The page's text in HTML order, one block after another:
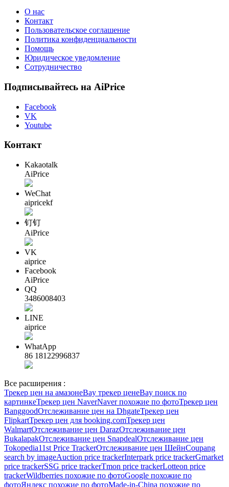
О нас
Контакт
Пользовательское соглашение
Политика конфиденциальности
Помощь
Юридическое уведомление
Сотрудничество
Подписывайтесь на AiPrice
Facebook
VK
Youtube
Контакт
Kakaotalk
AiPrice
WeChat
aipricekf
钉钉
AiPrice
VK
aiprice
Facebook
AiPrice
QQ
3486008403
LINE
aiprice
WhatApp
86 18122996837
Все расширения :
Трекер цен на амазонeBay трекер ценeBay поиск по
картинкеТрекер цен NaverNaver похожие по фотоТрекер цен
BanggoodОтслеживание цен на DhgateТрекер цен
FlipkartТрекер цен для booking.comТрекер цен
WalmartОтслеживание цен DarazОтслеживание цен
BukalapakОтслеживание цен SnapdealОтслеживание цен
Tokopedia11st Price TrackerОтслеживание цен ШейнCoupang
search by imageAuction price trackerInterpark price trackerGmarket
price trackerSSG price trackerTmon price trackerLotteon price
trackerWildberries похожие по фотоGoogle похожие по
фотоЯндекс похожие по фотоMade-in-China похожие по